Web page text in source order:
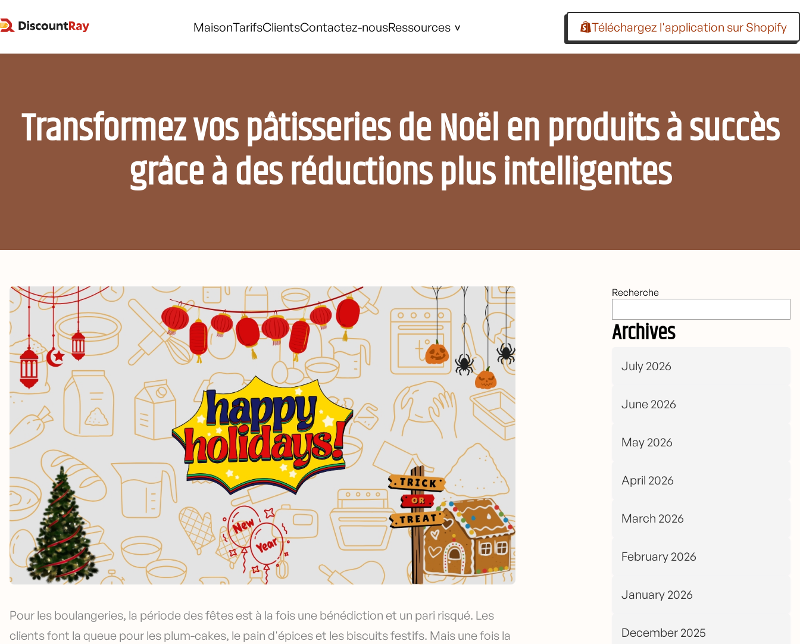
MaisonTarifsClientsContactez-nousRessources Téléchargez l'application sur Shopify
Transformez vos pâtisseries de Noël en produits à succès
grâce à des réductions plus intelligentes
Recherche
Archives
July 2026
June 2026
May 2026
April 2026
March 2026
February 2026
January 2026
December 2025
Pour les boulangeries, la période des fêtes est à la fois une bénédiction et un pari risqué. Les
clients font la queue pour les plum-cakes, le pain d'épices et les biscuits festifs. Mais une fois la